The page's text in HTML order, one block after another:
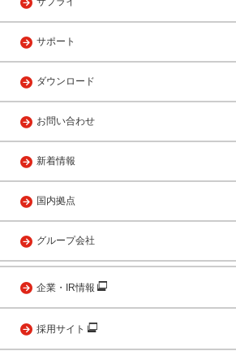
サポート
ダウンロード
お問い合わせ
新着情報
国内拠点
グループ会社
企業・IR情報
採用サイト